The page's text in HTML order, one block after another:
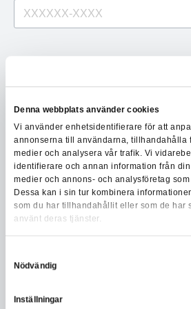
Denna webbplats använder cookies
Vi använder enhetsidentifierare för att
annonserna till användarna, tillhandahålla
medier och analysera vår trafik. Vi
identifierare och annan information från
medier och annons- och analysföretag
Dessa kan i sin tur kombinera
som du har tillhandahållit eller som de har
använt deras tjänster.
Nödvändig
Inställningar
Faktureringsinformation
Faktureringsadress *